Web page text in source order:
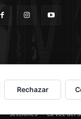
Secciones La voz del
Rechazar